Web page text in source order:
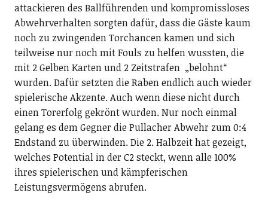
attackieren des Ballführenden und kompromissloses
Abwehrverhalten sorgten dafür, dass die Gäste kaum
noch zu zwingenden Torchancen kamen und sich
teilweise nur noch mit Fouls zu helfen wussten, die
mit 2 Gelben Karten und 2 Zeitstrafen „belohnt“
wurden. Dafür setzten die Raben endlich auch wieder
spielerische Akzente. Auch wenn diese nicht durch
einen Torerfolg gekrönt wurden. Nur noch einmal
gelang es dem Gegner die Pullacher Abwehr zum 0:4
Endstand zu überwinden. Die 2. Halbzeit hat gezeigt,
welches Potential in der C2 steckt, wenn alle 100%
ihres spielerischen und kämpferischen
Leistungsvermögens abrufen.